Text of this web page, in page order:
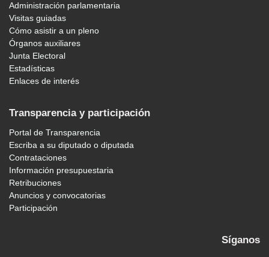
Administración parlamentaria
Visitas guiadas
Cómo asistir a un pleno
Órganos auxiliares
Junta Electoral
Estadísticas
Enlaces de interés
Transparencia y participación
Portal de Transparencia
Escriba a su diputado o diputada
Contrataciones
Información presupuestaria
Retribuciones
Anuncios y convocatorias
Participación
Síganos